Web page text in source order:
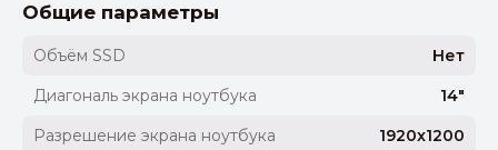
Общие параметры
Объём SSD
Нет
Диагональ экрана ноутбука
14"
Разрешение экрана ноутбука
1920x1200